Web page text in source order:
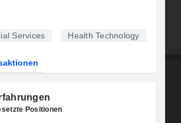
Services Health Technology
Positionen